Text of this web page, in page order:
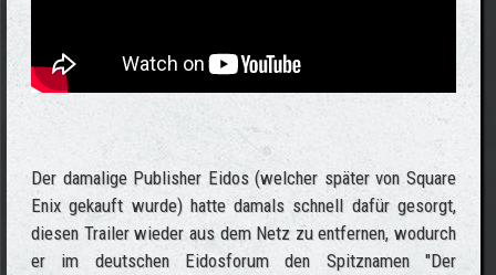
Der damalige Publisher Eidos (welcher später von Square
Enix gekauft wurde) hatte damals schnell dafür gesorgt,
diesen Trailer wieder aus dem Netz zu entfernen, wodurch
er im deutschen Eidosforum den Spitznamen "Der